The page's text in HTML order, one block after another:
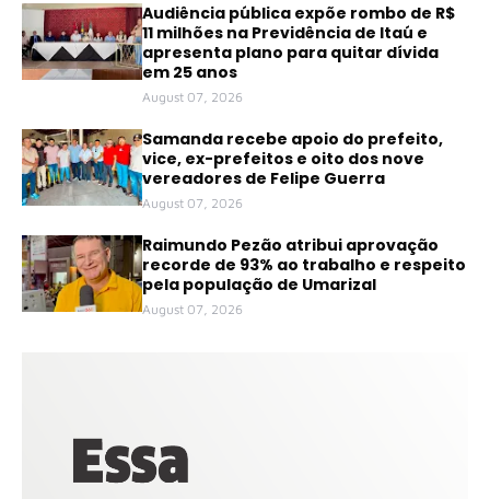
Audiência pública expõe rombo de R$
11 milhões na Previdência de Itaú e
apresenta plano para quitar dívida
em 25 anos
August 07, 2026
Samanda recebe apoio do prefeito,
vice, ex-prefeitos e oito dos nove
vereadores de Felipe Guerra
August 07, 2026
Raimundo Pezão atribui aprovação
recorde de 93% ao trabalho e respeito
pela população de Umarizal
August 07, 2026